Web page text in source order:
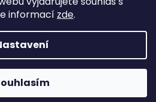
informací zde.
EshopyUmíme.cz
a harmonie: knihy, čaje,
. Všechna práva vyhrazena.